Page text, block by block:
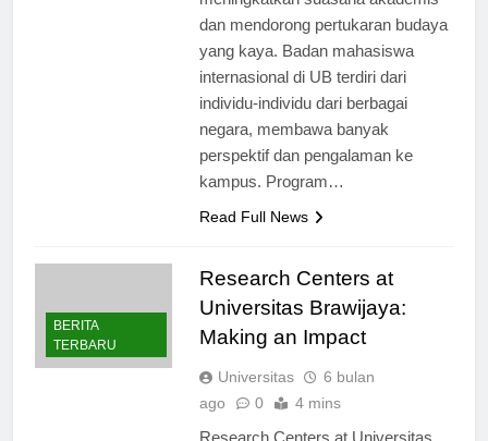
meningkatkan suasana akademis
dan mendorong pertukaran budaya
yang kaya. Badan mahasiswa
internasional di UB terdiri dari
individu-individu dari berbagai
negara, membawa banyak
perspektif dan pengalaman ke
BERITA
Research Centers at
Universitas Brawijaya:
Making an Impact
Universitas
6 bulan